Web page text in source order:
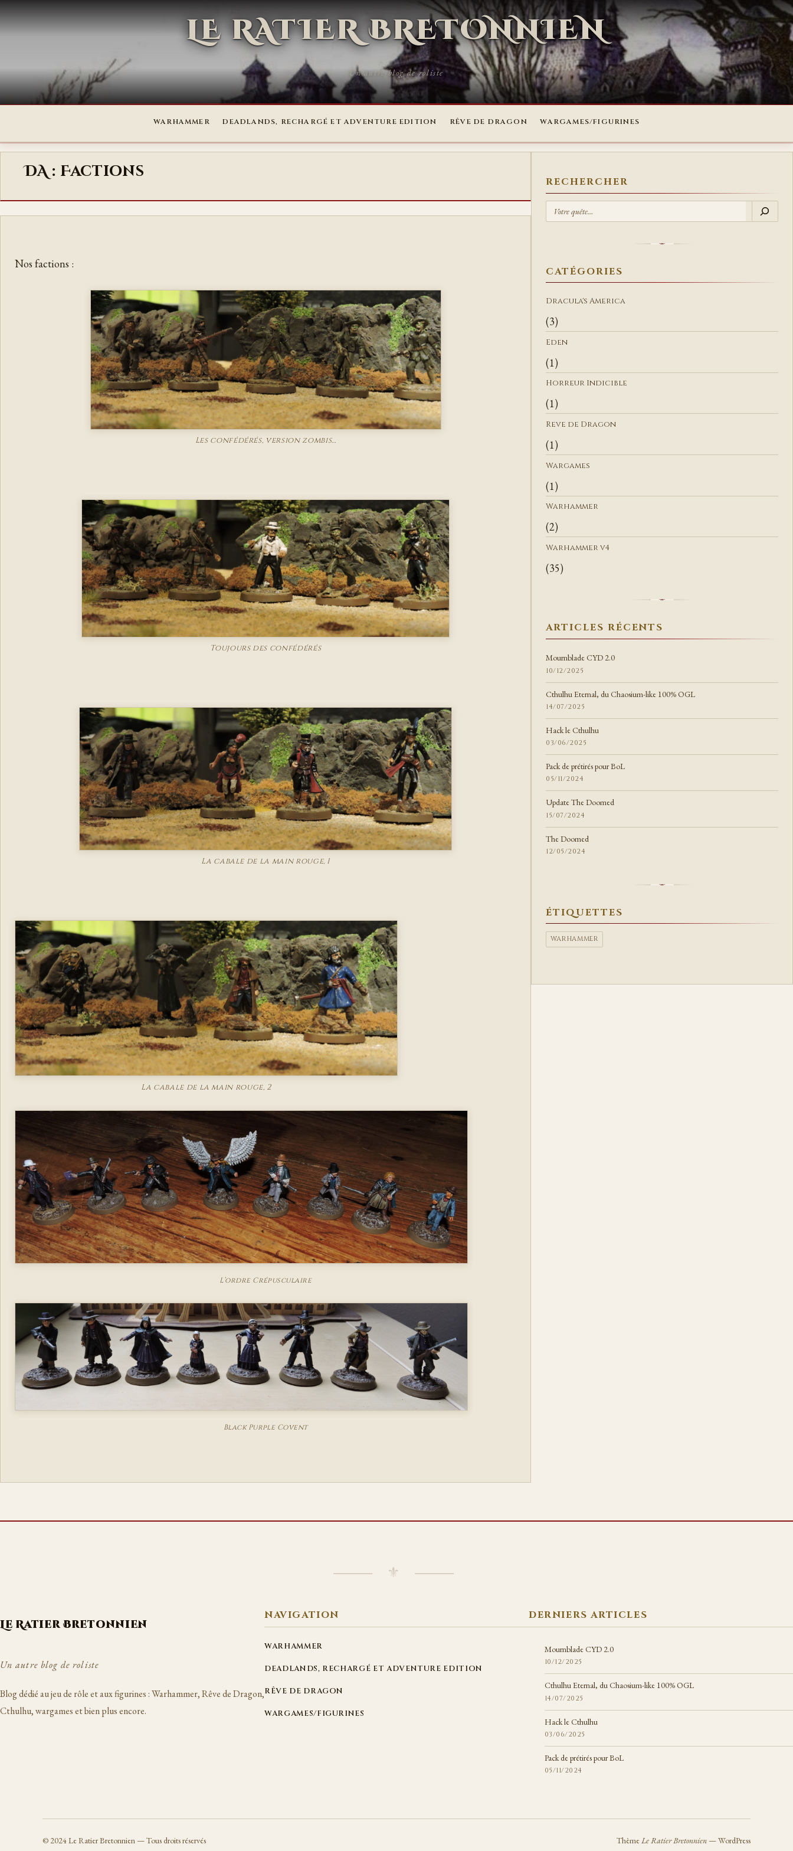
LE RATIER BRETONNIEN
Un autre blog de roliste
WARHAMMER DEADLANDS, RECHARGÉ ET ADVENTURE EDITION RÊVE DE DRAGON WARGAMES/FIGURINES
DA : Factions
Nos factions :
Les confédérés, version zombis…
Toujours des confédérés
La cabale de la main rouge, 1
La cabale de la main rouge, 2
L’ordre Crépusculaire
Black Purple Covent
RECHERCHER
E
H
E
R
CATÉGORIES
Dracula's America
(3)
Eden
(1)
Horreur Indicible
(1)
Reve de Dragon
(1)
Wargames
(1)
Warhammer
(2)
Warhammer v4
(35)
ARTICLES RÉCENTS
Mournblade CYD 2.0
10/12/2025
Cthulhu Eternal, du Chaosium-like 100% OGL
14/07/2025
Hack le Cthulhu
03/06/2025
Pack de prétirés pour BoL
05/11/2024
Update The Doomed
15/07/2024
The Doomed
12/05/2024
ÉTIQUETTES
WARHAMMER
⸻ ⚜ ⸻
Le Ratier Bretonnien
Un autre blog de roliste
Blog dédié au jeu de rôle et aux figurines : Warhammer, Rêve de Dragon,
Cthulhu, wargames et bien plus encore.
NAVIGATION
WARHAMMER
DEADLANDS, RECHARGÉ ET ADVENTURE EDITION
RÊVE DE DRAGON
WARGAMES/FIGURINES
DERNIERS ARTICLES
Mournblade CYD 2.0
10/12/2025
Cthulhu Eternal, du Chaosium-like 100% OGL
14/07/2025
Hack le Cthulhu
03/06/2025
Pack de prétirés pour BoL
05/11/2024
© 2024Le Ratier Bretonnien — Tous droits réservés ThèmeLe Ratier Bretonnien— WordPress